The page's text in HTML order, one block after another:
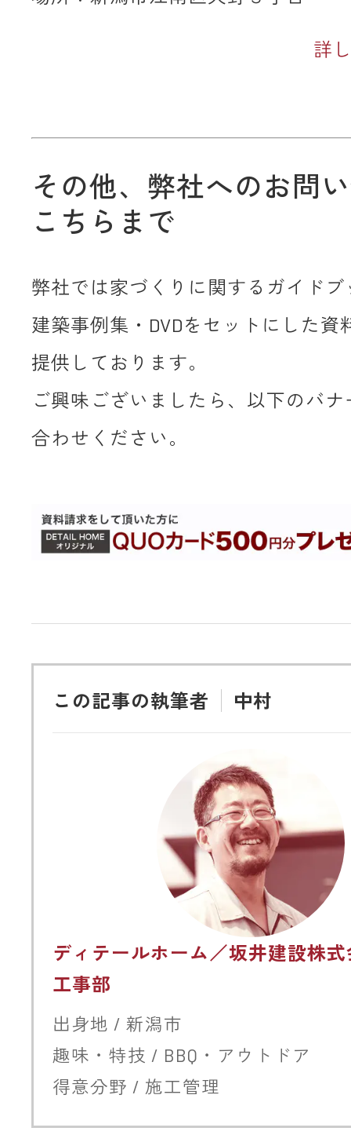
詳
その他、弊社へのお問
こちらまで
弊社では家づくりに関するガイド
建築事例集・DVDをセットにした資
提供しております。
ご興味ございましたら、以下のバ
合わせください。
この記事の執筆者 中村
ディテールホーム／坂井建設株
工事部
出身地 / 新潟市
趣味・特技 / BBQ・アウトドア
得意分野 / 施工管理